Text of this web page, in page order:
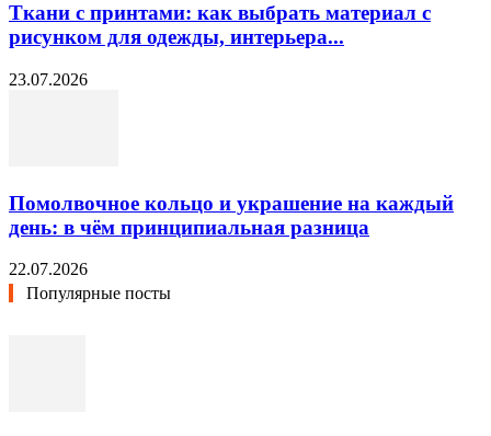
Ткани с принтами: как выбрать материал с
рисунком для одежды, интерьера...
23.07.2026
Помолвочное кольцо и украшение на каждый
день: в чём принципиальная разница
22.07.2026
Популярные посты